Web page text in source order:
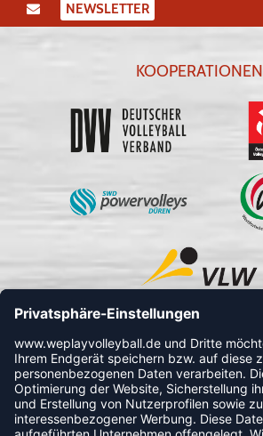
NEWSLETTER
KOOPERATIONEN
FOLLOW US